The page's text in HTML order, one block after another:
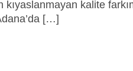
kalite
[…]